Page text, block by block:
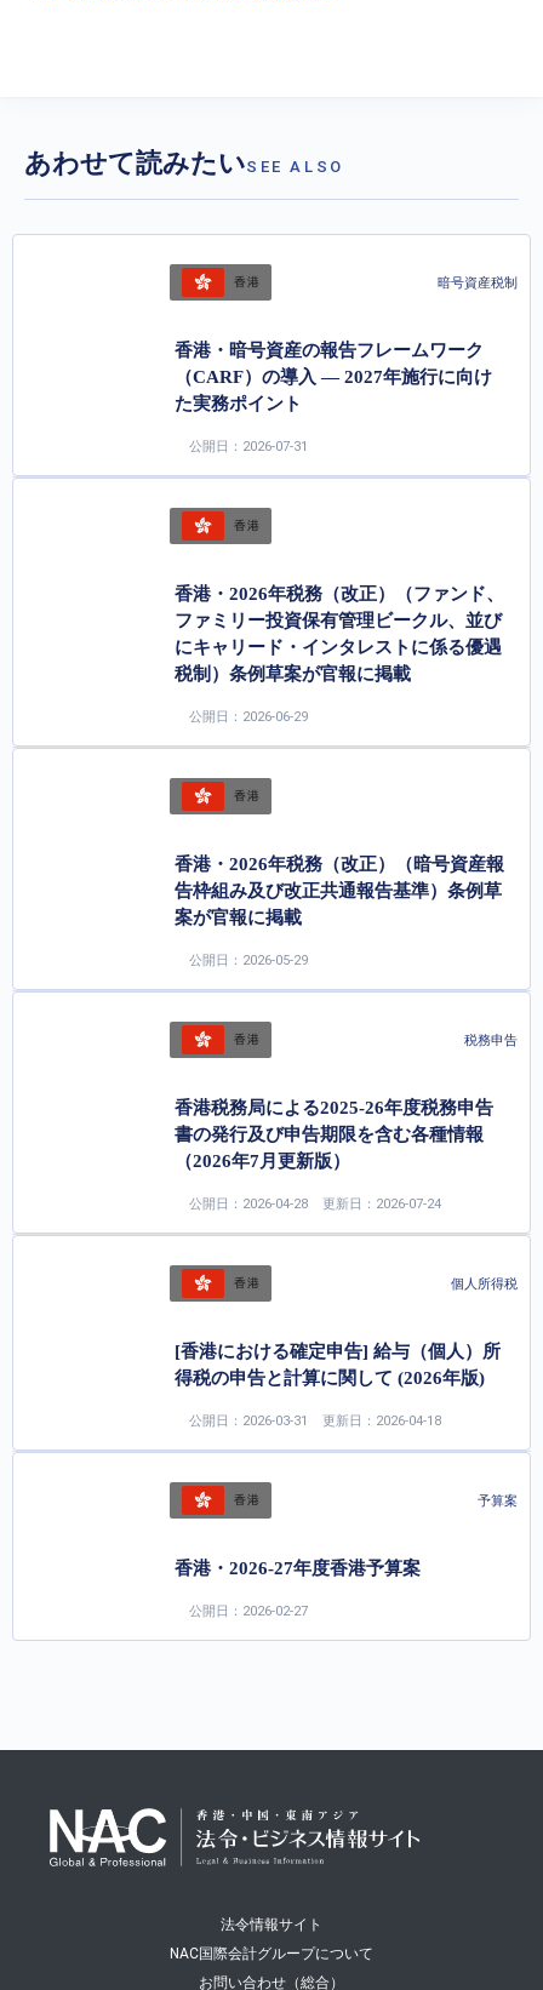
あわせて読みたいSEE ALSO
香港 暗号資産税制
香港・暗号資産の報告フレームワーク
（CARF）の導入 ― 2027年施行に向け
た実務ポイント
公開日：2026-07-31
香港
香港・2026年税務（改正）（ファンド、
ファミリー投資保有管理ビークル、並び
にキャリード・インタレストに係る優遇
税制）条例草案が官報に掲載
公開日：2026-06-29
香港
香港・2026年税務（改正）（暗号資産報
告枠組み及び改正共通報告基準）条例草
案が官報に掲載
公開日：2026-05-29
香港 税務申告
香港税務局による2025-26年度税務申告
書の発行及び申告期限を含む各種情報
（2026年7月更新版）
公開日：2026-04-28 更新日：2026-07-24
香港 個人所得税
[香港における確定申告] 給与（個人）所
得税の申告と計算に関して (2026年版)
公開日：2026-03-31 更新日：2026-04-18
香港 予算案
香港・2026-27年度香港予算案
公開日：2026-02-27
法令情報サイト
NAC国際会計グループについて
お問い合わせ（総合）